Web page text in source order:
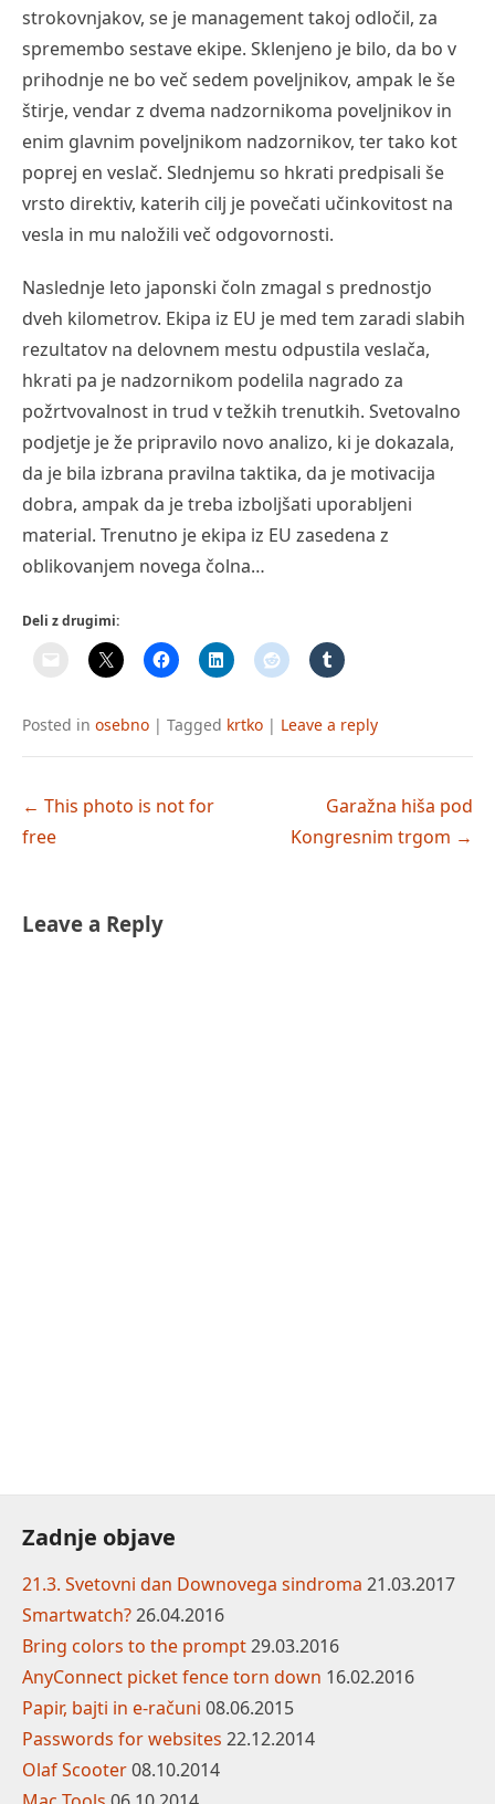
strokovnjakov, se je management takoj odločil, za
spremembo sestave ekipe. Sklenjeno je bilo, da bo v
prihodnje ne bo več sedem poveljnikov, ampak le še
štirje, vendar z dvema nadzornikoma poveljnikov in
enim glavnim poveljnikom nadzornikov, ter tako kot
poprej en veslač. Slednjemu so hkrati predpisali še
vrsto direktiv, katerih cilj je povečati učinkovitost na
vesla in mu naložili več odgovornosti.
Naslednje leto japonski čoln zmagal s prednostjo
dveh kilometrov. Ekipa iz EU je med tem zaradi slabih
rezultatov na delovnem mestu odpustila veslača,
hkrati pa je nadzornikom podelila nagrado za
požrtvovalnost in trud v težkih trenutkih. Svetovalno
podjetje je že pripravilo novo analizo, ki je dokazala,
da je bila izbrana pravilna taktika, da je motivacija
dobra, ampak da je treba izboljšati uporabljeni
material. Trenutno je ekipa iz EU zasedena z
oblikovanjem novega čolna…
Deli z drugimi:
Posted in osebno | Tagged krtko | Leave a reply
Post
navigation
← This photo is not for
free
Garažna hiša pod
Kongresnim trgom →
Leave a Reply
Zadnje objave
21.3. Svetovni dan Downovega sindroma 21.03.2017
Smartwatch?26.04.2016
Bring colors to the prompt29.03.2016
AnyConnect picket fence torn down 16.02.2016
Papir, bajti in e-računi 08.06.2015
Passwords for websites 22.12.2014
Olaf Scooter08.10.2014